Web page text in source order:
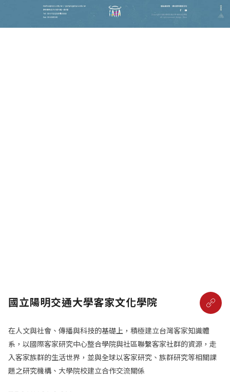
國立陽明交通大學客家文化學院
在人文與社會、傳播與科技的基礎上，積極建立台灣客家知識體
系，以國際客家研究中心整合學院與社區聯繫客家社群的資源，走
入客家族群的生活世界，並與全球以客家研究、族群研究等相關課
題之研究機構、大學院校建立合作交流關係